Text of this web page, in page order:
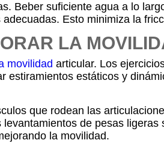
Beber suficiente agua a lo
Esto minimiza la
LA
movilidad articular. Los
estáticos y
que rodean las
de pesas
la movilidad.